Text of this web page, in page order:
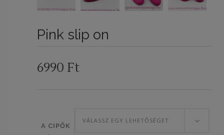
Pink slip on
6990 Ft
A CIPŐK
VÁLASSZ EGY LEHETŐSÉGET